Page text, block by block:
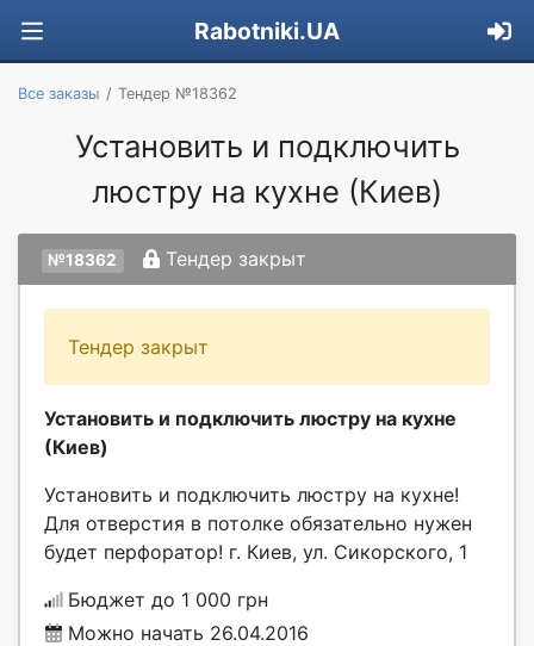
Rabotniki.UA
Все заказы Тендер №18362
Установить и подключить
люстру на кухне (Киев)
№18362 Тендер закрыт
Тендер закрыт
Установить и подключить люстру на кухне
(Киев)
Установить и подключить люстру на кухне!
Для отверстия в потолке обязательно нужен
будет перфоратор! г. Киев, ул. Сикорского, 1
Бюджет до 1 000 грн
Можно начать 26.04.2016